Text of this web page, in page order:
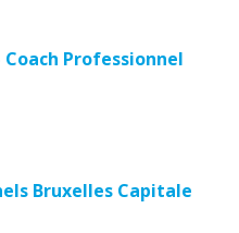
Professionnel
Bruxelles Capitale